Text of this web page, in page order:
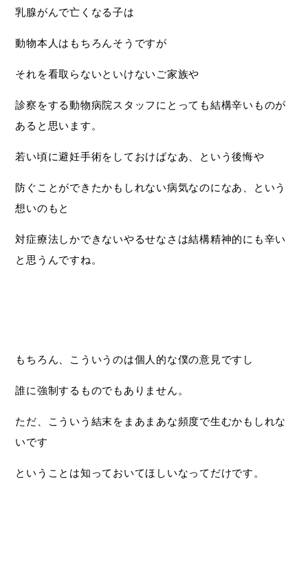
乳腺がんで亡くなる子は
動物本人はもちろんそうですが
それを看取らないといけないご家族や
診察をする動物病院スタッフにとっても結構辛いものが
あると思います。
若い頃に避妊手術をしておけばなあ、という後悔や
防ぐことができたかもしれない病気なのになあ、という
想いのもと
対症療法しかできないやるせなさは結構精神的にも辛い
と思うんですね。
もちろん、こういうのは個人的な僕の意見ですし
誰に強制するものでもありません。
ただ、こういう結末をまあまあな頻度で生むかもしれな
いです
ということは知っておいてほしいなってだけです。